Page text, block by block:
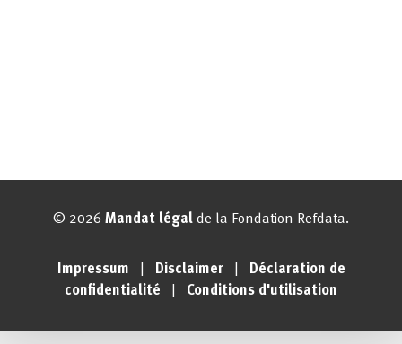
© 2026 Mandat légal de la Fondation Refdata.
Impressum Disclaimer|
Déclaration de
confidentialité
Conditions d'utilisation